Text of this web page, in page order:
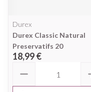
Durex
Durex Classic Natural
Preservatifs 20
18,99 €